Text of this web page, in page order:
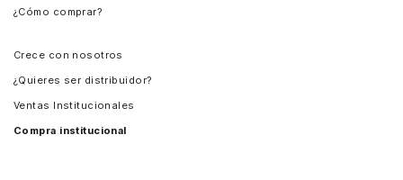
¿Cómo comprar?
Crece con nosotros
¿Quieres ser distribuidor?
Ventas Institucionales
Compra institucional